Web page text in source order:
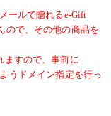
ールで贈れるe-Gift
ので、その他の商品を
ますので、事前に
うドメイン指定を行っ